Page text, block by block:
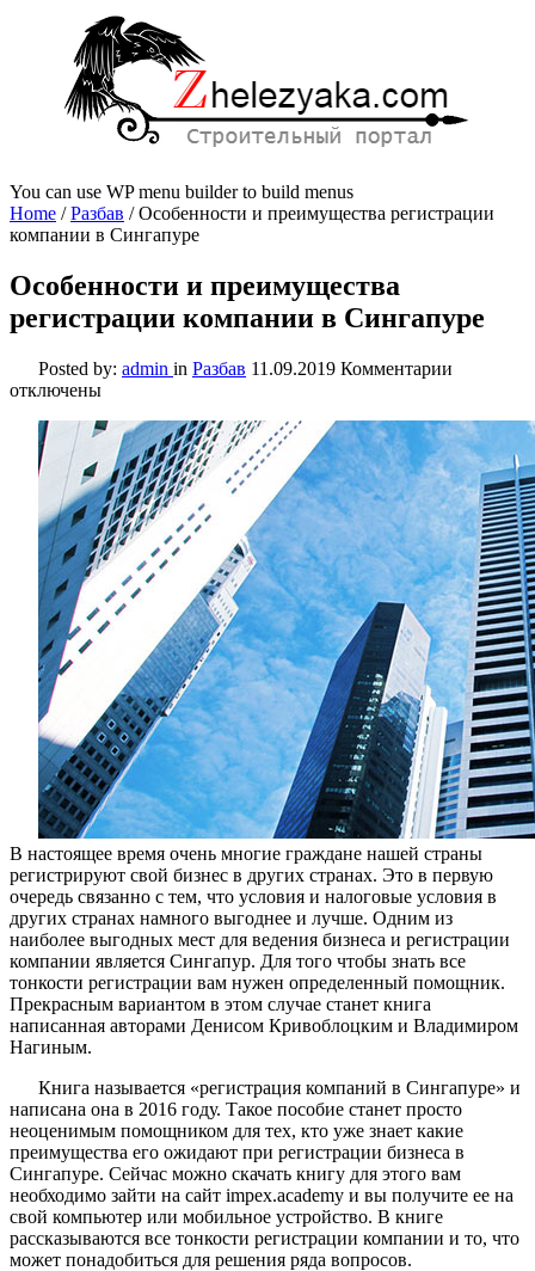
You can use WP menu builder to build menus
Home /Разбав /Особенности и преимущества регистрации
компании в Сингапуре
Особенности и преимущества
регистрации компании в Сингапуре
Posted by: admin in Разбав 11.09.2019 Комментарии
и
компании
в
отключены
В настоящее время очень многие граждане нашей страны
регистрируют свой бизнес в других странах. Это в первую
очередь связанно с тем, что условия и налоговые условия в
других странах намного выгоднее и лучше. Одним из
наиболее выгодных мест для ведения бизнеса и регистрации
компании является Сингапур. Для того чтобы знать все
тонкости регистрации вам нужен определенный помощник.
Прекрасным вариантом в этом случае станет книга
написанная авторами Денисом Кривоблоцким и Владимиром
Нагиным.
Книга называется «регистрация компаний в Сингапуре» и
написана она в 2016 году. Такое пособие станет просто
неоценимым помощником для тех, кто уже знает какие
преимущества его ожидают при регистрации бизнеса в
Сингапуре. Сейчас можно скачать книгу для этого вам
необходимо зайти на сайт impex.academy и вы получите ее на
свой компьютер или мобильное устройство. В книге
рассказываются все тонкости регистрации компании и то, что
может понадобиться для решения ряда вопросов.